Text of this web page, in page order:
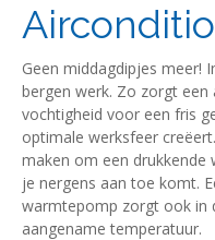
Geen middagdipjes meer!
bergen werk. Zo zorgt
vochtigheid voor een fris
optimale werksfeer
maken om een
je nergens aan toe komt.
warmtepomp zorgt ook in
aangename temperatuur.